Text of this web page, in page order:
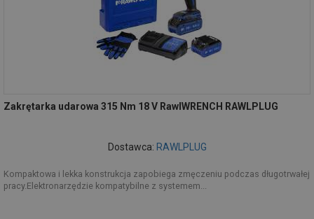
Zakrętarka udarowa 315 Nm 18 V RawlWRENCH RAWLPLUG
Dostawca: RAWLPLUG
Kompaktowa i lekka konstrukcja zapobiega zmęczeniu podczas długotrwałej
pracy.Elektronarzędzie kompatybilne z systemem...